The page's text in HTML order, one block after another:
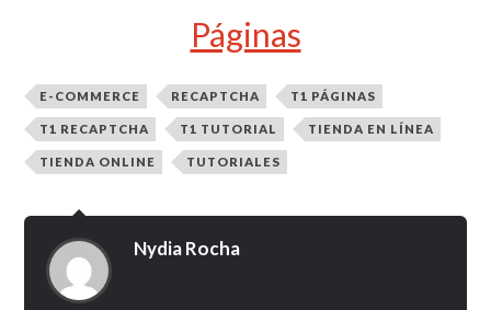
Páginas
E-COMMERCE RECAPTCHA T1 PÁGINAS
T1 RECAPTCHA T1 TUTORIAL TIENDA EN LÍNEA
TIENDA ONLINE TUTORIALES
Nydia Rocha